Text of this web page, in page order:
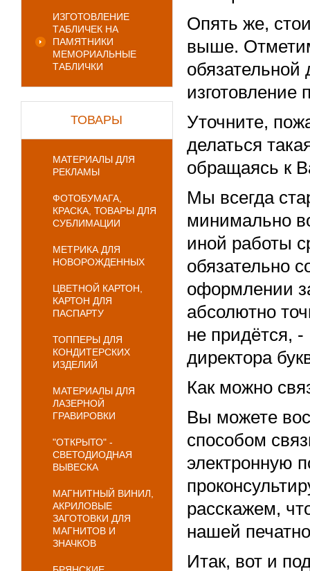
ИЗГОТОВЛЕНИЕ
ТАБЛИЧЕК НА
ПАМЯТНИКИ
МЕМОРИАЛЬНЫЕ
ТАБЛИЧКИ
ТОВАРЫ
МАТЕРИАЛЫ ДЛЯ
РЕКЛАМЫ
ФОТОБУМАГА,
КРАСКА, ТОВАРЫ ДЛЯ
СУБЛИМАЦИИ
МЕТРИКА ДЛЯ
НОВОРОЖДЕННЫХ
ЦВЕТНОЙ КАРТОН,
КАРТОН ДЛЯ
ПАСПАРТУ
ТОППЕРЫ ДЛЯ
КОНДИТЕРСКИХ
ИЗДЕЛИЙ
МАТЕРИАЛЫ ДЛЯ
ЛАЗЕРНОЙ
ГРАВИРОВКИ
"ОТКРЫТО" -
СВЕТОДИОДНАЯ
ВЫВЕСКА
МАГНИТНЫЙ ВИНИЛ,
АКРИЛОВЫЕ
ЗАГОТОВКИ ДЛЯ
МАГНИТОВ И
ЗНАЧКОВ
Опять же,
выше.
обязательной
изготовление
Уточните,
делаться
обращаясь к
Мы всегда
минимально
иной работы
обязательно
оформлении
абсолютно
не придётся,
директора
Как можно
Вы можете
способом
электронную
расскажем,
нашей
Итак, вот и